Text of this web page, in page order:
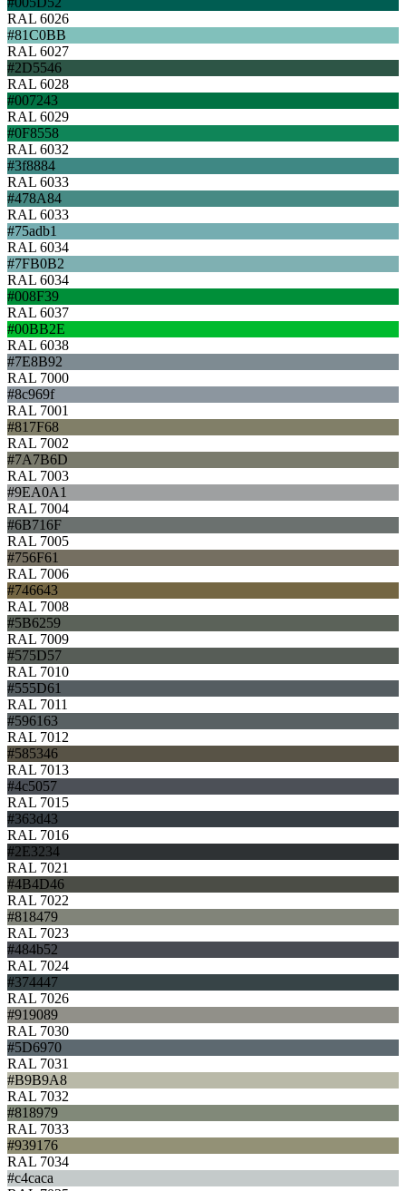
RAL 6026
#81C0BB
RAL 6027
#2D5546
RAL 6028
#007243
RAL 6029
#0F8558
RAL 6032
#3f8884
RAL 6033
#478A84
RAL 6033
#75adb1
RAL 6034
#7FB0B2
RAL 6034
#008F39
RAL 6037
#00BB2E
RAL 6038
#7E8B92
RAL 7000
#8c969f
RAL 7001
#817F68
RAL 7002
#7A7B6D
RAL 7003
#9EA0A1
RAL 7004
#6B716F
RAL 7005
#756F61
RAL 7006
#746643
RAL 7008
#5B6259
RAL 7009
#575D57
RAL 7010
#555D61
RAL 7011
#596163
RAL 7012
#585346
RAL 7013
#4c5057
RAL 7015
#363d43
RAL 7016
#2E3234
RAL 7021
#4B4D46
RAL 7022
#818479
RAL 7023
#484b52
RAL 7024
#374447
RAL 7026
#919089
RAL 7030
#5D6970
RAL 7031
#B9B9A8
RAL 7032
#818979
RAL 7033
#939176
RAL 7034
#c4caca